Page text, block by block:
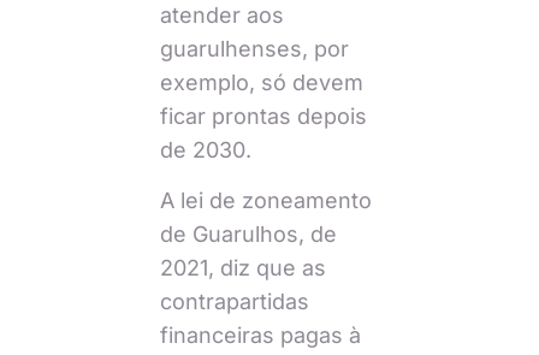
atender aos
guarulhenses, por
exemplo, só devem
ficar prontas depois
de 2030.
A lei de zoneamento
de Guarulhos, de
2021, diz que as
contrapartidas
financeiras pagas à